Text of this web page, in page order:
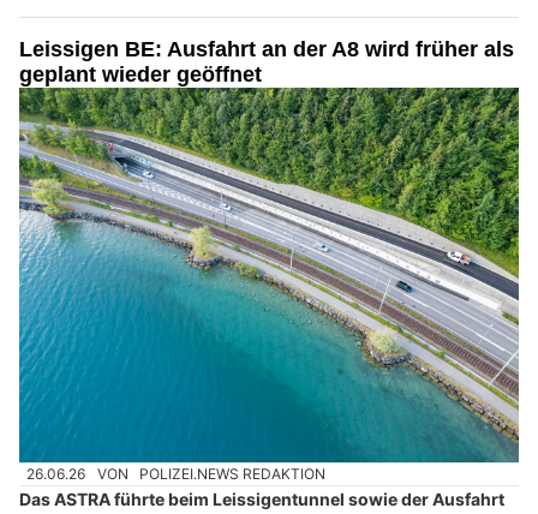
Leissigen BE: Ausfahrt an der A8 wird früher als
geplant wieder geöffnet
26.06.26 VON POLIZEI.NEWS REDAKTION
Das ASTRA führte beim Leissigentunnel sowie der Ausfahrt